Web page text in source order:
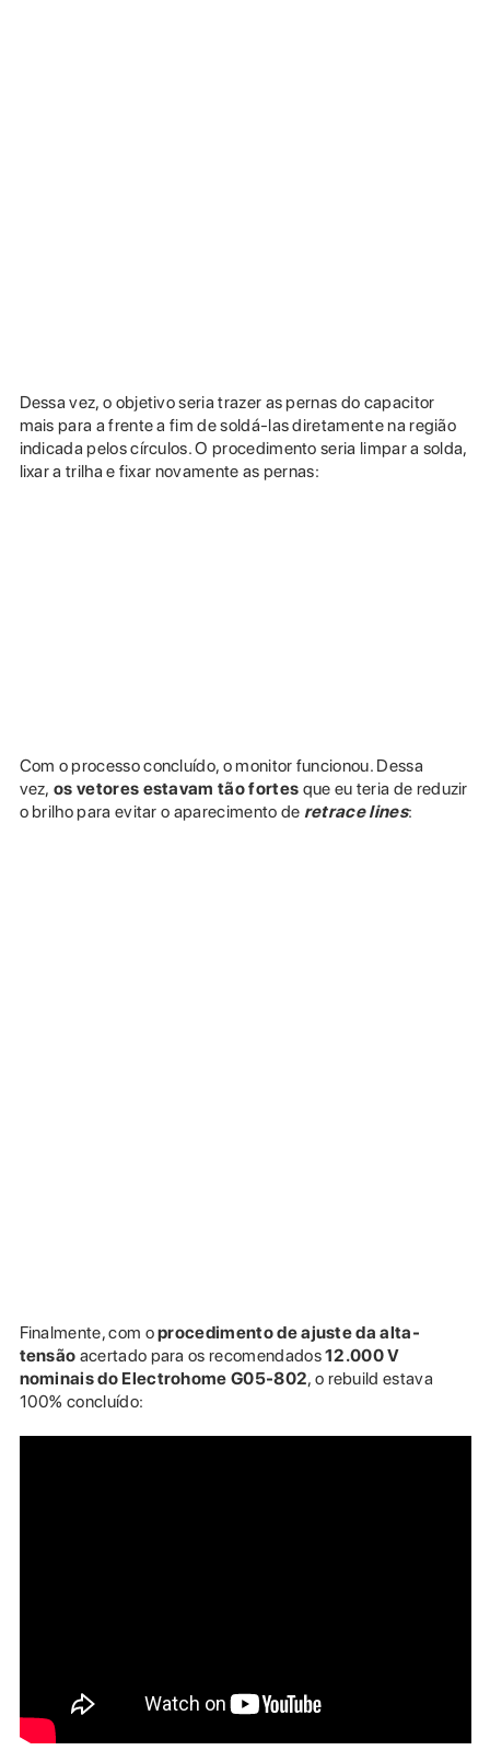
Dessa vez, o objetivo seria trazer as pernas do capacitor
mais para a frente a fim de soldá-las diretamente na região
indicada pelos círculos. O procedimento seria limpar a solda,
lixar a trilha e fixar novamente as pernas:
Com o processo concluído, o monitor funcionou. Dessa
vez,os vetores estavam tão fortes que eu teria de reduzir
o brilho para evitar o aparecimento de retrace lines:
Finalmente, com oprocedimento de ajuste da alta-
tensão acertado para os recomendados12.000 V
nominais do Electrohome G05-802, o rebuild estava
100% concluído: